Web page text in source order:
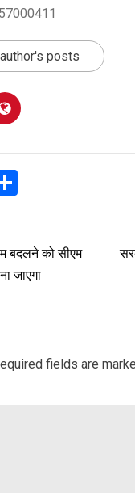
posts
Share
बदलने को सीएम
जाएगा
fields are